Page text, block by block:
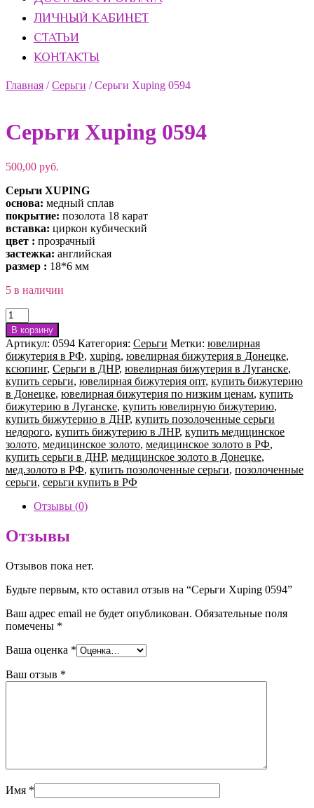
ЛИЧНЫЙ КАБИНЕТ
СТАТЬИ
КОНТАКТЫ
Главная /Серьги /Серьги Xuping 0594
Серьги Xuping 0594
500,00 руб.
Серьги XUPING
основа: медный сплав
покрытие: позолота 18 карат
вставка: циркон кубический
цвет : прозрачный
застежка: английская
размер : 18*6 мм
5 в наличии
Количество
товара
Серьги
Xuping
0594
В корзину
Артикул: 0594 Категория: Серьги Метки: ювелирная
бижутерия в РФ, xuping, ювелирная бижутерия в Донецке,
ксюпинг, Серьги в ДНР, ювелирная бижутерия в Луганске,
купить серьги, ювелирная бижутерия опт, купить бижутерию
в Донецке, ювелирная бижутерия по низким ценам, купить
бижутерию в Луганске, купить ювелирную бижутерию,
купить бижутерию в ДНР, купить позолоченные серьги
недорого, купить бижутерию в ЛНР, купить медицинское
золото, медицинское золото, медицинское золото в РФ,
купить серьги в ДНР, медицинское золото в Донецке,
мед.золото в РФ, купить позолоченные серьги, позолоченные
серьги, серьги купить в РФ
Отзывы (0)
Отзывы
Отзывов пока нет.
Будьте первым, кто оставил отзыв на “Серьги Xuping 0594”
Ваш адрес email не будет опубликован. Обязательные поля
помечены *
Ваша оценка *
Ваш отзыв *
Имя *